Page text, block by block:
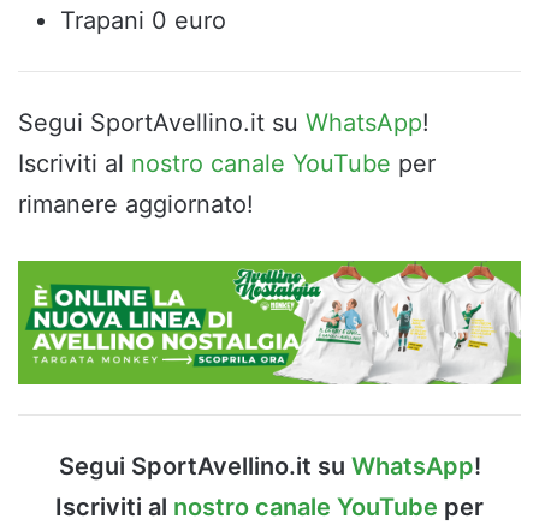
Trapani 0 euro
Segui SportAvellino.it su WhatsApp!
Iscriviti al nostro canale YouTube per
rimanere aggiornato!
Segui SportAvellino.it su WhatsApp!
Iscriviti al nostro canale YouTube per